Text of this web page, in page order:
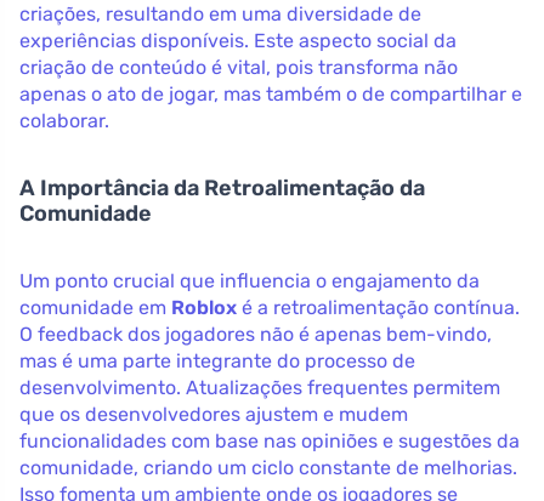
criações, resultando em uma diversidade de
experiências disponíveis. Este aspecto social da
criação de conteúdo é vital, pois transforma não
apenas o ato de jogar, mas também o de compartilhar e
colaborar.
A Importância da Retroalimentação da
Comunidade
Um ponto crucial que influencia o engajamento da
comunidade em Roblox é a retroalimentação contínua.
O feedback dos jogadores não é apenas bem-vindo,
mas é uma parte integrante do processo de
desenvolvimento. Atualizações frequentes permitem
que os desenvolvedores ajustem e mudem
funcionalidades com base nas opiniões e sugestões da
comunidade, criando um ciclo constante de melhorias.
Isso fomenta um ambiente onde os jogadores se